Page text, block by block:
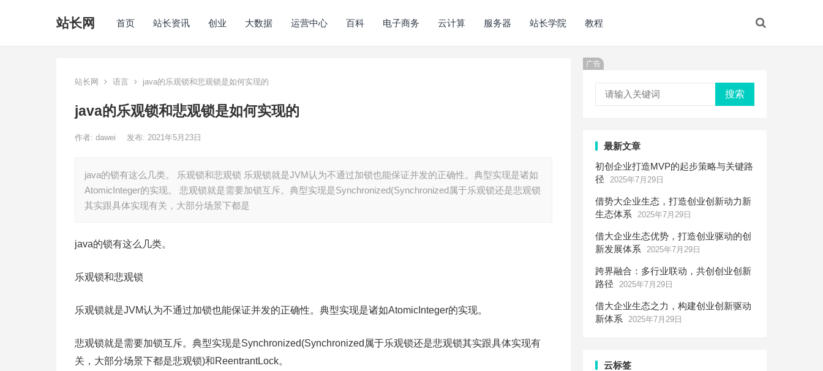
站长网 首页 站长资讯 创业 大数据 运营中心 百科 电子商务 云计算 服务器 站长学院 教程
站长网 语言 java的乐观锁和悲观锁是如何实现的
java的乐观锁和悲观锁是如何实现的
作者: dawei 发布: 2021年5月23日
java的锁有这么几类。 乐观锁和悲观锁 乐观锁就是JVM认为不通过加锁也能保证并发的正确性。典型实现是诸如
AtomicInteger的实现。 悲观锁就是需要加锁互斥。典型实现是Synchronized(Synchronized属于乐观锁还是悲观锁
其实跟具体实现有关，大部分场景下都是
java的锁有这么几类。
乐观锁和悲观锁
乐观锁就是JVM认为不通过加锁也能保证并发的正确性。典型实现是诸如AtomicInteger的实现。
悲观锁就是需要加锁互斥。典型实现是Synchronized(Synchronized属于乐观锁还是悲观锁其实跟具体实现有
关，大部分场景下都是悲观锁)和ReentrantLock。
广告
搜索
最新文章
初创企业打造MVP的起步策略与关键路
径
2025年7月29日
借势大企业生态，打造创业创新动力新
生态体系
2025年7月29日
借大企业生态优势，打造创业驱动的创
新发展体系
2025年7月29日
跨界融合：多行业联动，共创创业创新
路径
2025年7月29日
借大企业生态之力，构建创业创新驱动
新体系
2025年7月29日
云标签